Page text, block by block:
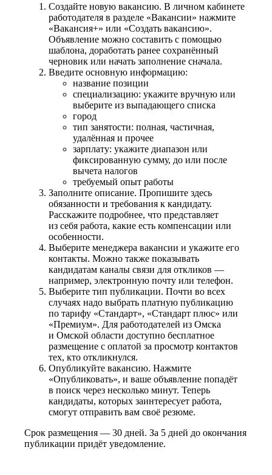
Создайте новую вакансию. В личном кабинете
работодателя в разделе «Вакансии» нажмите
«Вакансия+» или «Создать вакансию».
Объявление можно составить с помощью
шаблона, доработать ранее сохранённый
черновик или начать заполнение сначала.
Введите основную информацию:
название позиции
специализацию: укажите вручную или
выберите из выпадающего списка
город
тип занятости: полная, частичная,
удалённая и прочее
зарплату: укажите диапазон или
фиксированную сумму, до или после
вычета налогов
требуемый опыт работы
Заполните описание. Пропишите здесь
обязанности и требования к кандидату.
Расскажите подробнее, что представляет
из себя работа, какие есть компенсации или
особенности.
Выберите менеджера вакансии и укажите его
контакты. Можно также показывать
кандидатам каналы связи для откликов —
например, электронную почту или телефон.
Выберите тип публикации. Почти во всех
случаях надо выбрать платную публикацию
по тарифу «Стандарт», «Стандарт плюс» или
«Премиум». Для работодателей из Омска
и Омской области доступно бесплатное
размещение с оплатой за просмотр контактов
тех, кто откликнулся.
Опубликуйте вакансию. Нажмите
«Опубликовать», и ваше объявление попадёт
в поиск через несколько минут. Теперь
кандидаты, которых заинтересует работа,
смогут отправить вам своё резюме.
Срок размещения — 30 дней. За 5 дней до окончания
публикации придёт уведомление.